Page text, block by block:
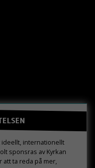
internationellt
sponsras av Kyrkan
ta reda på mer,